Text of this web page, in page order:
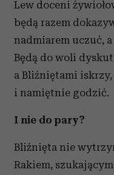
Lew doceni
będą razem
nadmiarem uczuć,
Będą do woli
a Bliźniętami iskrzy,
i namiętnie godzić.
I nie do pary?
Bliźnięta nie
Rakiem,